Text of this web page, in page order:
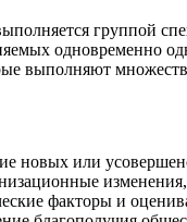
группой
одновременно
выполняют
новых или
факторы и